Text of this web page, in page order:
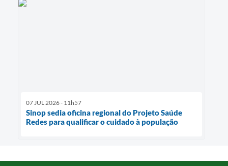
07 JUL 2026 - 11h57
Sinop sedia oficina regional do Projeto Saúde
Redes para qualificar o cuidado à população